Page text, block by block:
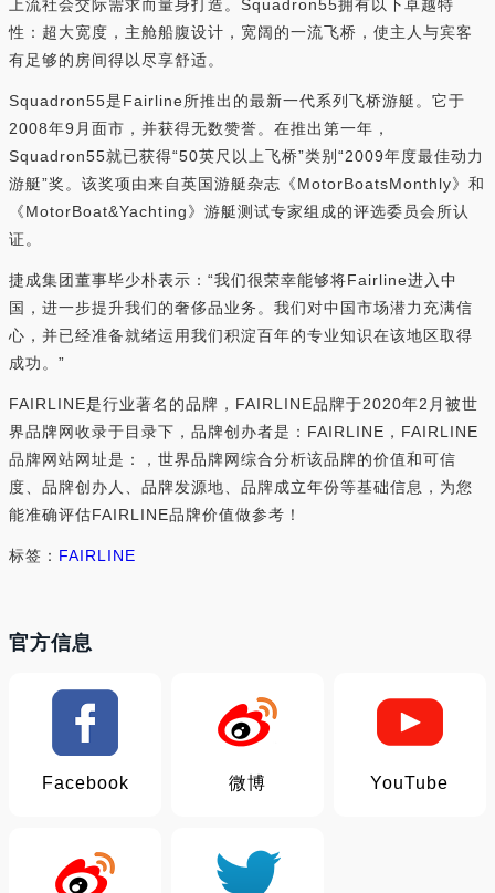
上流社会交际需求而量身打造。Squadron55拥有以下卓越特
性：超大宽度，主舱船腹设计，宽阔的一流飞桥，使主人与宾客
有足够的房间得以尽享舒适。
Squadron55是Fairline所推出的最新一代系列飞桥游艇。它于
2008年9月面市，并获得无数赞誉。在推出第一年，
Squadron55就已获得“50英尺以上飞桥”类别“2009年度最佳动力
游艇”奖。该奖项由来自英国游艇杂志《MotorBoatsMonthly》和
《MotorBoat&Yachting》游艇测试专家组成的评选委员会所认
证。
捷成集团董事毕少朴表示：“我们很荣幸能够将Fairline进入中
国，进一步提升我们的奢侈品业务。我们对中国市场潜力充满信
心，并已经准备就绪运用我们积淀百年的专业知识在该地区取得
成功。”
FAIRLINE是行业著名的品牌，FAIRLINE品牌于2020年2月被世
界品牌网收录于目录下，品牌创办者是：FAIRLINE，FAIRLINE
品牌网站网址是：，世界品牌网综合分析该品牌的价值和可信
度、品牌创办人、品牌发源地、品牌成立年份等基础信息，为您
能准确评估FAIRLINE品牌价值做参考！
标签： FAIRLINE
官方信息
Facebook 微博 YouTube